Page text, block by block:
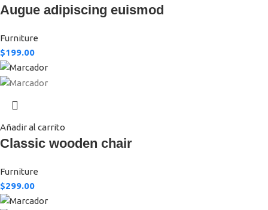
Augue adipiscing euismod
Furniture
$199.00
Añadir al carrito
Classic wooden chair
Furniture
$299.00